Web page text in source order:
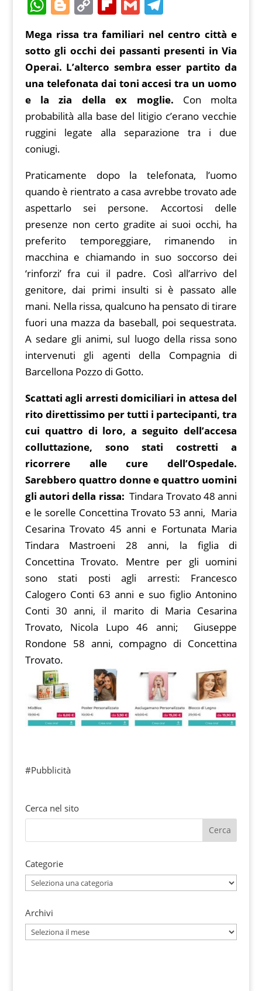
c
e
b
o
o
k
itt
er
ai
l
er
e
st
di
t
at
s
A
p
p
g
g
er
o
p
y
Li
n
k
ip
b
o
ar
d
m
ai
l
el
e
gr
a
m
Mega rissa tra familiari nel centro città e
sotto gli occhi dei passanti presenti in Via
Operai. L’alterco sembra esser partito da
una telefonata dai toni accesi tra un uomo
e la zia della ex moglie. Con molta
probabilità alla base del litigio c’erano vecchie
ruggini legate alla separazione tra i due
coniugi.
Praticamente dopo la telefonata, l’uomo
quando è rientrato a casa avrebbe trovato ade
aspettarlo sei persone. Accortosi delle
presenze non certo gradite ai suoi occhi, ha
preferito temporeggiare, rimanendo in
macchina e chiamando in suo soccorso dei
‘rinforzi’ fra cui il padre. Così all’arrivo del
genitore, dai primi insulti si è passato alle
mani. Nella rissa, qualcuno ha pensato di tirare
fuori una mazza da baseball, poi sequestrata.
A sedare gli animi, sul luogo della rissa sono
intervenuti gli agenti della Compagnia di
Barcellona Pozzo di Gotto.
Scattati agli arresti domiciliari in attesa del
rito direttissimo per tutti i partecipanti, tra
cui quattro di loro, a seguito dell’accesa
colluttazione, sono stati costretti a
ricorrere alle cure dell’Ospedale.
Sarebbero quattro donne e quattro uomini
gli autori della rissa: Tindara Trovato 48 anni
e le sorelle Concettina Trovato 53 anni, Maria
Cesarina Trovato 45 anni e Fortunata Maria
Tindara Mastroeni 28 anni, la figlia di
Concettina Trovato. Mentre per gli uomini
sono stati posti agli arresti: Francesco
Calogero Conti 63 anni e suo figlio Antonino
Conti 30 anni, il marito di Maria Cesarina
Trovato, Nicola Lupo 46 anni; Giuseppe
Rondone 58 anni, compagno di Concettina
Trovato.
#Pubblicità
Cerca nel sito
Categorie
Categorie
Archivi
Archivi